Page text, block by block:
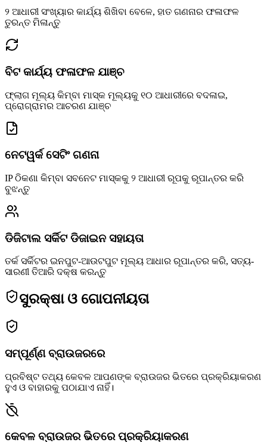
୨ ଆଧାରୀ ସଂଖ୍ୟାର କାର୍ଯ୍ୟ ଶିଖିବା ବେଳେ, ହାତ ଗଣନାର ଫଳାଫଳ
ତୁରନ୍ତ ମିଳାନ୍ତୁ
ବିଟ କାର୍ଯ୍ୟ ଫଳାଫଳ ଯାଞ୍ଚ
ଫ୍ଲାଗ ମୂଲ୍ୟ କିମ୍ବା ମାସ୍କ ମୂଲ୍ୟକୁ ୧୦ ଆଧାରୀରେ ବଦଳାଇ,
ପ୍ରୋଗ୍ରାମର ଆଚରଣ ଯାଞ୍ଚ
ନେଟୱର୍କ ସେଟିଂ ଗଣନା
IP ଠିକଣା କିମ୍ବା ସବନେଟ ମାସ୍କକୁ ୨ ଆଧାରୀ ରୂପକୁ ରୂପାନ୍ତର କରି
ବୁଝନ୍ତୁ
ଡିଜିଟାଲ ସର୍କିଟ ଡିଜାଇନ ସହାୟତା
ତର୍କ ସର୍କିଟର ଇନପୁଟ-ଆଉଟପୁଟ ମୂଲ୍ୟ ଆଧାର ରୂପାନ୍ତର କରି, ସତ୍ୟ-
ସାରଣୀ ତିଆରି ଦକ୍ଷ କରନ୍ତୁ
ସୁରକ୍ଷା ଓ ଗୋପନୀୟତା
ସମ୍ପୂର୍ଣ୍ଣ ବ୍ରାଉଜରରେ
ପ୍ରବିଷ୍ଟ ତଥ୍ୟ କେବଳ ଆପଣଙ୍କ ବ୍ରାଉଜର ଭିତରେ ପ୍ରକ୍ରିୟାକରଣ
ହୁଏ ଓ ବାହାରକୁ ପଠାଯାଏ ନାହିଁ।
କେବଳ ବ୍ରାଉଜର ଭିତରେ ପ୍ରକ୍ରିୟାକରଣ